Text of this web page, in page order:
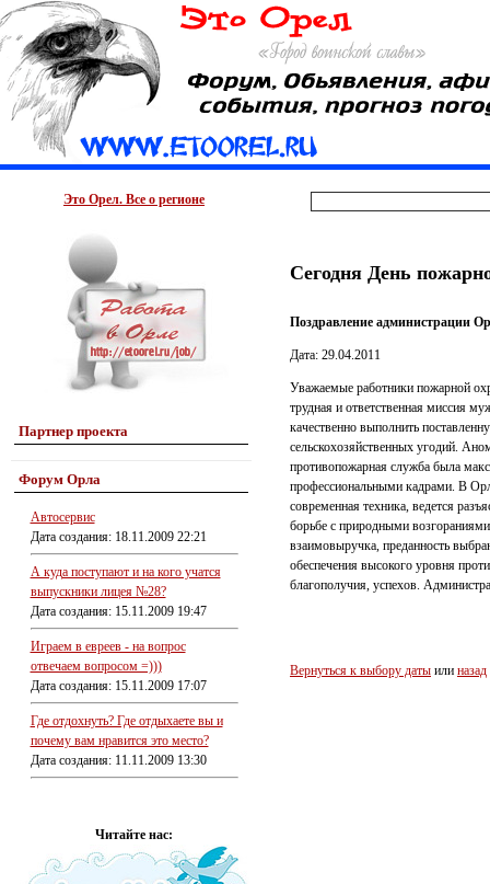
Это Орел. Все о регионе
Партнер проекта
Форум Орла
Автосервис
Дата создания: 18.11.2009 22:21
А куда поступают и на кого учатся
выпускники лицея №28?
Дата создания: 15.11.2009 19:47
Играем в евреев - на вопрос
отвечаем вопросом =)))
Дата создания: 15.11.2009 17:07
Где отдохнуть? Где отдыхаете вы и
почему вам нравится это место?
Дата создания: 11.11.2009 13:30
Читайте нас:
Сегодня День
Поздравление администрации
Дата: 29.04.2011
Уважаемые работники пожарной
трудная и ответственная миссия
качественно выполнить
сельскохозяйственных угодий.
противопожарная служба была
профессиональными кадрами. В
современная техника, ведется
борьбе с природными
взаимовыручка, преданность
обеспечения высокого уровня
благополучия, успехов.
Вернуться к выбору даты или назад